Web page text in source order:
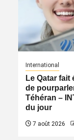
International
Le Qatar
de
Téhéran –
du jour
7 août 2026